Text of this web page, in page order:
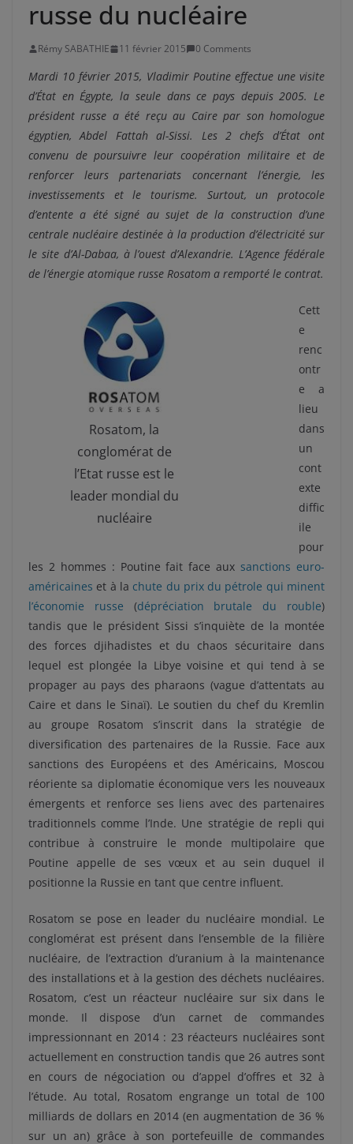
russe du nucléaire
Rémy SABATHIE 11 février 2015 0 Comments
Mardi 10 février 2015, Vladimir Poutine effectue une visite
d’État en Égypte, la seule dans ce pays depuis 2005. Le
président russe a été reçu au Caire par son homologue
égyptien, Abdel Fattah al-Sissi. Les 2 chefs d’État ont
convenu de poursuivre leur coopération militaire et de
renforcer leurs partenariats concernant l’énergie, les
investissements et le tourisme. Surtout, un protocole
d’entente a été signé au sujet de la construction d’une
centrale nucléaire destinée à la production d’électricité sur
le site d’Al-Dabaa, à l’ouest d’Alexandrie. L’Agence fédérale
de l’énergie atomique russe Rosatom a remporté le contrat.
Rosatom, la
conglomérat de
l’Etat russe est le
leader mondial du
nucléaire
Cett
e
renc
ontr
e a
lieu
dans
un
cont
exte
diffic
ile
pour
les 2 hommes : Poutine fait face aux sanctions euro-
américaines et à la chute du prix du pétrole qui minent
l’économie russe (dépréciation brutale du rouble)
tandis que le président Sissi s’inquiète de la montée
des forces djihadistes et du chaos sécuritaire dans
lequel est plongée la Libye voisine et qui tend à se
propager au pays des pharaons (vague d’attentats au
Caire et dans le Sinaï). Le soutien du chef du Kremlin
au groupe Rosatom s’inscrit dans la stratégie de
diversification des partenaires de la Russie. Face aux
sanctions des Européens et des Américains, Moscou
réoriente sa diplomatie économique vers les nouveaux
émergents et renforce ses liens avec des partenaires
traditionnels comme l’Inde. Une stratégie de repli qui
contribue à construire le monde multipolaire que
Poutine appelle de ses vœux et au sein duquel il
positionne la Russie en tant que centre influent.
Rosatom se pose en leader du nucléaire mondial. Le
conglomérat est présent dans l’ensemble de la filière
nucléaire, de l’extraction d’uranium à la maintenance
des installations et à la gestion des déchets nucléaires.
Rosatom, c’est un réacteur nucléaire sur six dans le
monde. Il dispose d’un carnet de commandes
impressionnant en 2014 : 23 réacteurs nucléaires sont
actuellement en construction tandis que 26 autres sont
en cours de négociation ou d’appel d’offres et 32 à
l’étude. Au total, Rosatom engrange un total de 100
milliards de dollars en 2014 (en augmentation de 36 %
sur un an) grâce à son portefeuille de commandes